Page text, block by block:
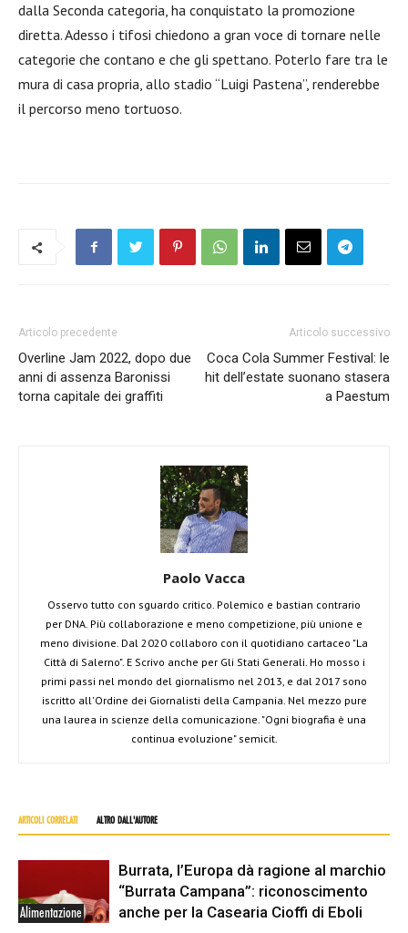
dalla Seconda categoria, ha conquistato la promozione
diretta. Adesso i tifosi chiedono a gran voce di tornare nelle
categorie che contano e che gli spettano. Poterlo fare tra le
mura di casa propria, allo stadio “Luigi Pastena”, renderebbe
il percorso meno tortuoso.
Articolo precedente
Overline Jam 2022, dopo due
anni di assenza Baronissi
torna capitale dei graffiti
Articolo successivo
Coca Cola Summer Festival: le
hit dell’estate suonano stasera
a Paestum
Paolo Vacca
Osservo tutto con sguardo critico. Polemico e bastian contrario
per DNA. Più collaborazione e meno competizione, più unione e
meno divisione. Dal 2020 collaboro con il quotidiano cartaceo "La
Città di Salerno". E Scrivo anche per Gli Stati Generali. Ho mosso i
primi passi nel mondo del giornalismo nel 2013, e dal 2017 sono
iscritto all'Ordine dei Giornalisti della Campania. Nel mezzo pure
una laurea in scienze della comunicazione. "Ogni biografia è una
continua evoluzione" semicit.
ARTICOLI CORRELATI ALTRO DALL'AUTORE
Alimentazione
Burrata, l’Europa dà ragione al marchio
“Burrata Campana”: riconoscimento
anche per la Casearia Cioffi di Eboli